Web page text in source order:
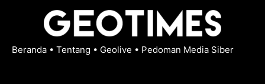
Beranda • Tentang • Geolive • Pedoman Media Siber